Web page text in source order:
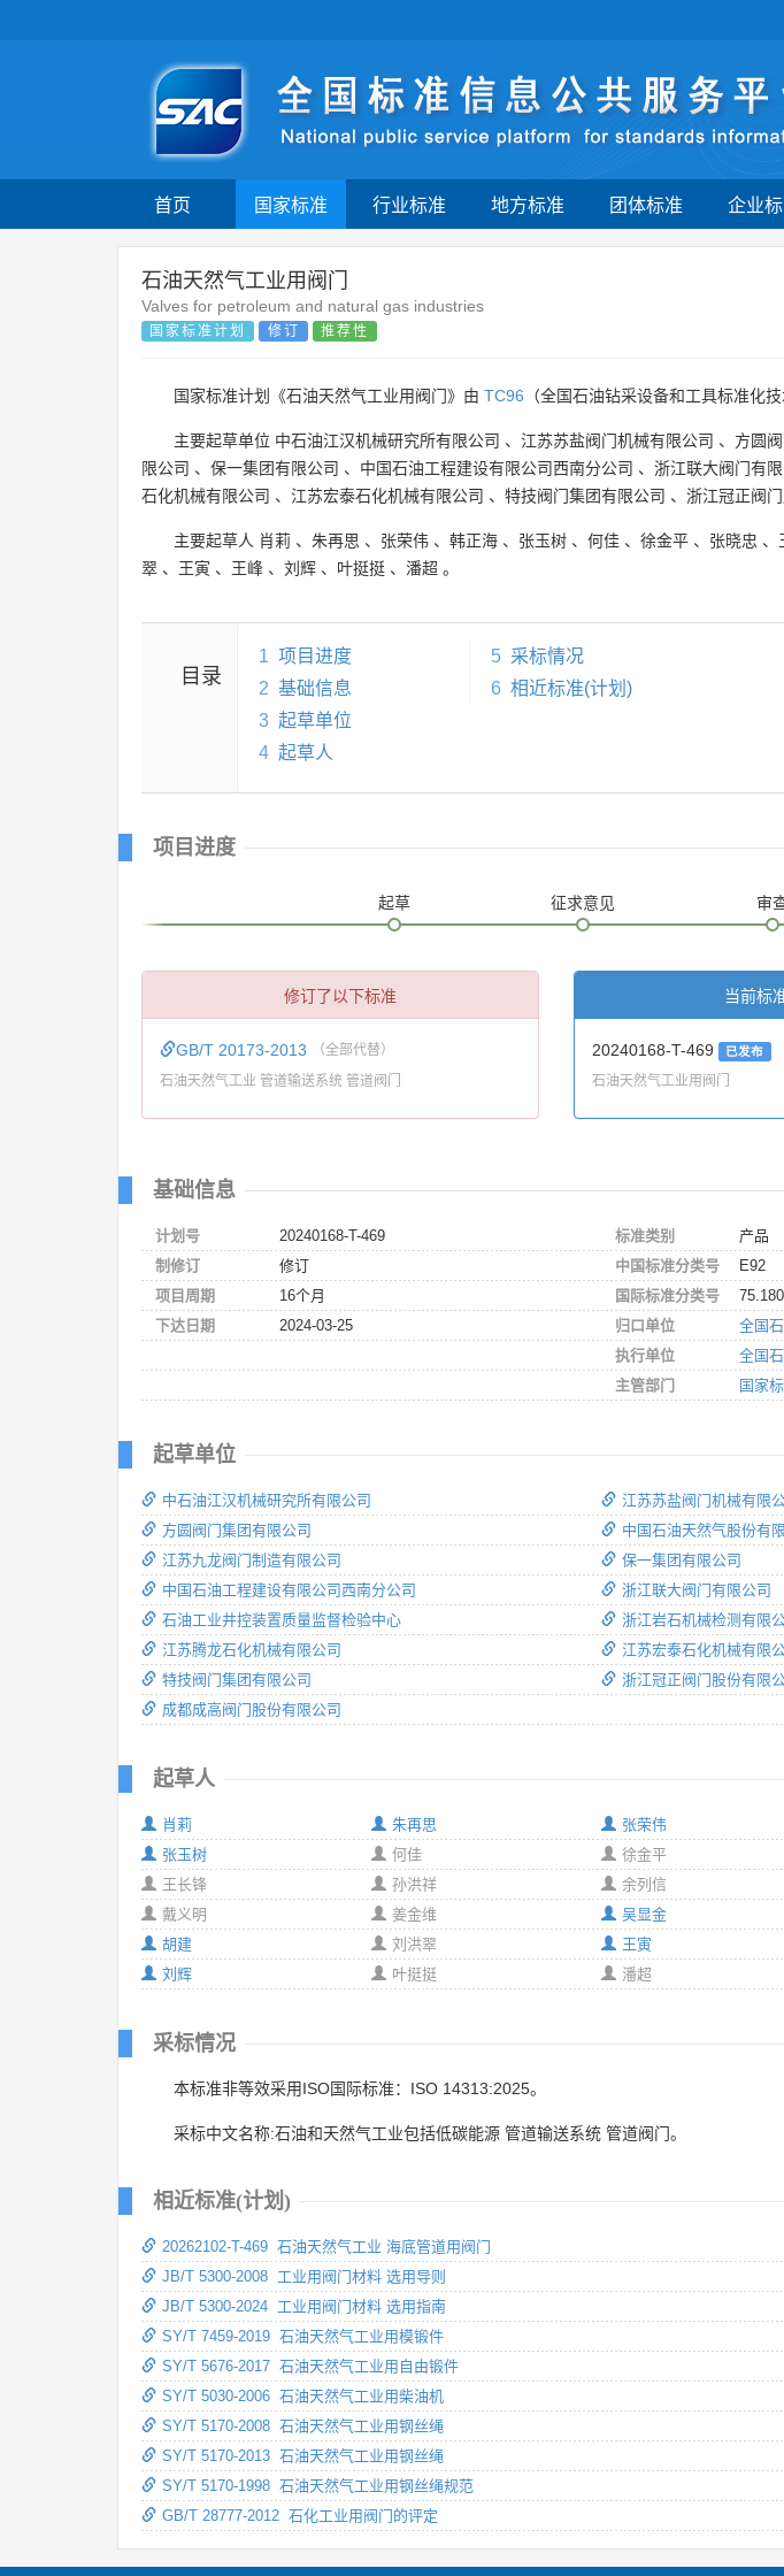
首页 国家标准 行业标准 地方标准 团体标准 企业
石油天然气工业用阀门
Valves for petroleum and natural gas industries
国家标准计划 修订 推荐性
国家标准计划《石油天然气工业用阀门》由 TC96 （全国石油钻采设备和工具标准化
主要起草单位 中石油江汉机械研究所有限公司 、 江苏苏盐阀门机械有限公司 、 方圆
限公司 、 保一集团有限公司 、 中国石油工程建设有限公司西南分公司 、 浙江联大阀门有
石化机械有限公司 、 江苏宏泰石化机械有限公司 、 特技阀门集团有限公司 、 浙江冠正阀
主要起草人 肖莉 、 朱再思 、 张荣伟 、 韩正海 、 张玉树 、 何佳 、 徐金平 、 张晓忠 、
翠 、 王寅 、 王峰 、 刘辉 、 叶挺挺 、 潘超 。
目录
1 项目进度
2 基础信息
3 起草单位
4 起草人
5 采标情况
6 相近标准(计划)
项目进度
起草 征求意见 审
修订了以下标准
GB/T 20173-2013 （全部代替）
石油天然气工业 管道输送系统 管道阀门
当前标
20240168-T-469 已发布
石油天然气工业用阀门
基础信息
计划号
20240168-T-469
制修订
修订
项目周期
16个月
下达日期
2024-03-25
标准类别
产品
中国标准分类号
E92
国际标准分类号
归口单位
全国
执行单位
全国
主管部门
国家
起草单位
中石油江汉机械研究所有限公司
方圆阀门集团有限公司
江苏九龙阀门制造有限公司
中国石油工程建设有限公司西南分公司
石油工业井控装置质量监督检验中心
江苏腾龙石化机械有限公司
特技阀门集团有限公司
成都成高阀门股份有限公司
江苏苏盐阀门机械有限
中国石油天然气股份有
保一集团有限公司
浙江联大阀门有限公司
浙江岩石机械检测有限
江苏宏泰石化机械有限
浙江冠正阀门股份有限
起草人
肖莉
朱再思
张玉树
何佳
王长锋
孙洪祥
戴义明
姜金维
胡建
刘洪翠
刘辉
叶挺挺
张荣伟
徐金平
余列信
吴显金
王寅
潘超
采标情况
本标准非等效采用ISO国际标准：ISO 14313:2025。
采标中文名称:石油和天然气工业包括低碳能源 管道输送系统 管道阀门。
相近标准(计划)
20262102-T-469 石油天然气工业 海底管道用阀门
JB/T 5300-2008 工业用阀门材料 选用导则
JB/T 5300-2024 工业用阀门材料 选用指南
SY/T 7459-2019 石油天然气工业用模锻件
SY/T 5676-2017 石油天然气工业用自由锻件
SY/T 5030-2006 石油天然气工业用柴油机
SY/T 5170-2008 石油天然气工业用钢丝绳
SY/T 5170-2013 石油天然气工业用钢丝绳
SY/T 5170-1998 石油天然气工业用钢丝绳规范
GB/T 28777-2012 石化工业用阀门的评定